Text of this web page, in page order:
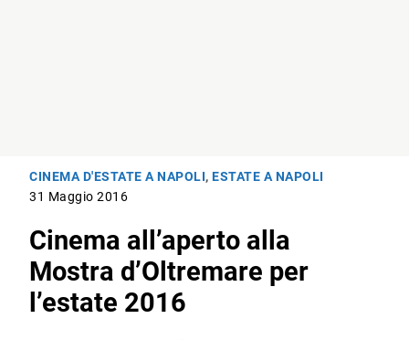
CINEMA D'ESTATE A NAPOLI,ESTATE A NAPOLI
31 Maggio 2016
Cinema all’aperto alla
Mostra d’Oltremare per
l’estate 2016